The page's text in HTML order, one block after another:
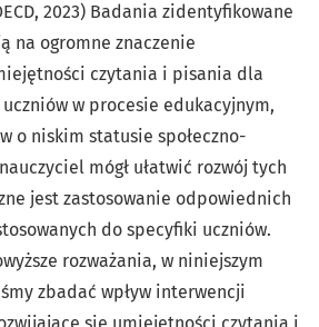
2023) Badania zidentyfikowane
na ogromne znaczenie
czytania i pisania dla
uczniów w procesie edukacyjnym,
o niskim statusie społeczno-
mógł ułatwić rozwój tych
jest zastosowanie odpowiednich
do specyfiki uczniów.
rozważania, w niniejszym
zbadać wpływ interwencji